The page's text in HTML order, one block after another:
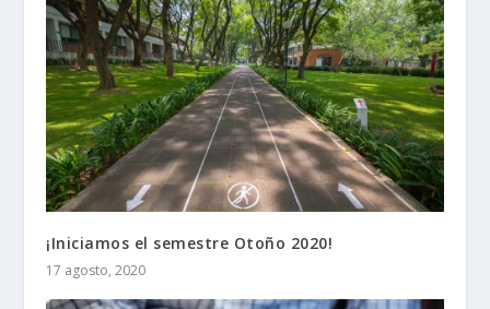
¡Iniciamos el semestre Otoño 2020!
17 agosto, 2020